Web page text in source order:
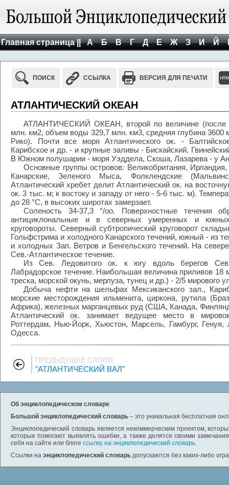
Главная страница || А Б В Г Д Е Ж З И Й
ПОИСК ССЫЛКА ВЕРСИЯ ДЛЯ ПЕЧАТИ
АТЛАНТИЧЕСКИЙ ОКЕАН
АТЛАНТИЧЕСКИЙ ОКЕАН, второй по величине (после
млн. км2, объем воды 329,7 млн. км3, средняя глубина
Рико). Почти все моря Атлантического ок. -
Карибское и др. - и крупные заливы - Бискайский,
В Южном полушарии - моря Уэддела, Скоша, Лазарева - у
Основные группы островов: Великобритания,
Канарские, Зеленого Мыса, Фолклендские
Атлантический хребет делит Атлантический ок. на
ок. 3 тыс. м; к востоку и западу от него - 5-6 тыс. м).
до 28 °С, в высоких широтах замерзает.
Соленость 34-37,3 °/оо. Поверхностные течения
антициклональные и в северных умеренных и
круговороты. Северный субтропический круговорот
Гольфстрима и холодного Канарского течений, южный - из
и холодных Зап. Ветров и Бенгельского течений. На
Сев.-Атлантическое течение.
Из Сев. Ледовитого ок. к югу вдоль берегов
Лабрадорское течение. Наибольшая величина приливов
треска, морской окунь, мерлуза, тунец и др.) - 2/5 мирового
Добыча нефти на шельфах Мексиканского зал.,
морские месторождения ильменита, циркона, рутила
Африка), железных марганцевых руд (США, Канада,
Атлантический ок. занимает ведущее место в
Роттердам, Нью-Йорк, Хьюстон, Марсель, Гамбург, Генуя,
Одесса.
ПРЕДЫДУЩЕЕ СЛОВО
"АТЛАНТИЧЕСКИЙ ВАЛ"
Об энциклопедическом словаре
Большой энциклопедический словарь – это уникальная бесплатная
Энциклопедический словарь является некоммерческим проектом,
которые помогают выявлять ошибки, а также делятся своими
себя на сайте или блоге ссылку на энциклопедический словарь.
Ссылки на энциклопедический словарь допускаются без каких-либо